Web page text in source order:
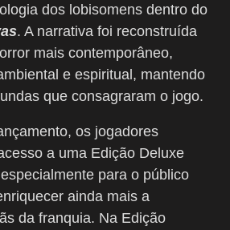
dos lobisomens dentro do
. A narrativa foi reconstruída
mais contemporâneo,
e espiritual, mantendo
que consagraram o jogo.
os jogadores
a uma Edição Deluxe
para o público
ainda mais a
da franquia. Na Edição